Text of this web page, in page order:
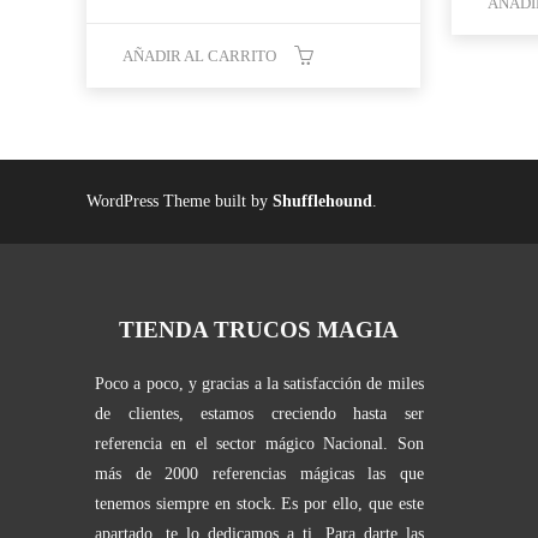
era:
es:
AÑADIR AL CARRITO
WordPress Theme built by Shufflehound
TIENDA TRUCOS MAGIA
Poco a poco, y gracias a la satisfacción de miles
de clientes, estamos creciendo hasta ser
referencia en el sector mágico Nacional. Son
más de 2000 referencias mágicas las que
tenemos siempre en stock. Es por ello, que este
apartado, te lo dedicamos a ti. Para darte las